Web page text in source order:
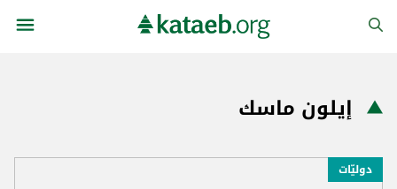
إيلون ماسك
دوليّات